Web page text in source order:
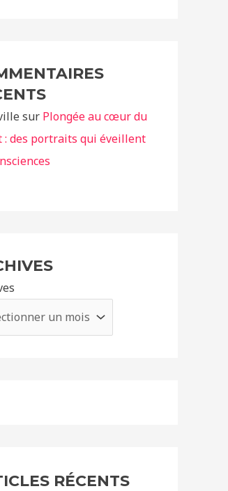
sur Plongée au cœur du
: des portraits qui éveillent
RÉCENTS